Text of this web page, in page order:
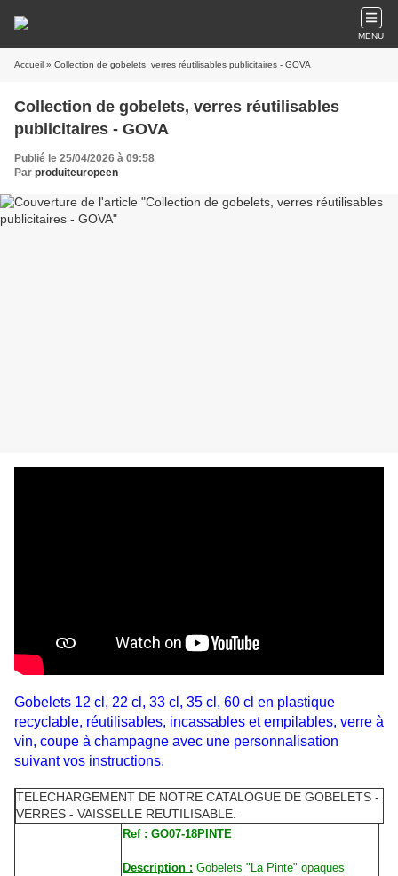
MENU
Accueil » Collection de gobelets, verres réutilisables publicitaires - GOVA
Collection de gobelets, verres réutilisables
publicitaires - GOVA
Publié le 25/04/2026 à 09:58
Par produiteuropeen
Gobelets 12 cl, 22 cl, 33 cl, 35 cl, 60 cl en plastique
recyclable, réutilisables, incassables et empilables, verre à
vin, coupe à champagne avec une personnalisation
suivant vos instructions.
TELECHARGEMENT DE NOTRE CATALOGUE DE GOBELETS -
VERRES - VAISSELLE REUTILISABLE.
Ref : GO07-18PINTE
Description : Gobelets "La Pinte" opaques